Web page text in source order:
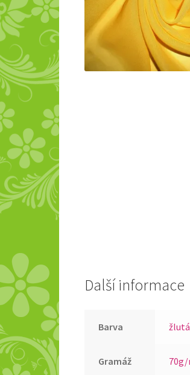
Další informace
Barva žlutá
Gramáž 70g/